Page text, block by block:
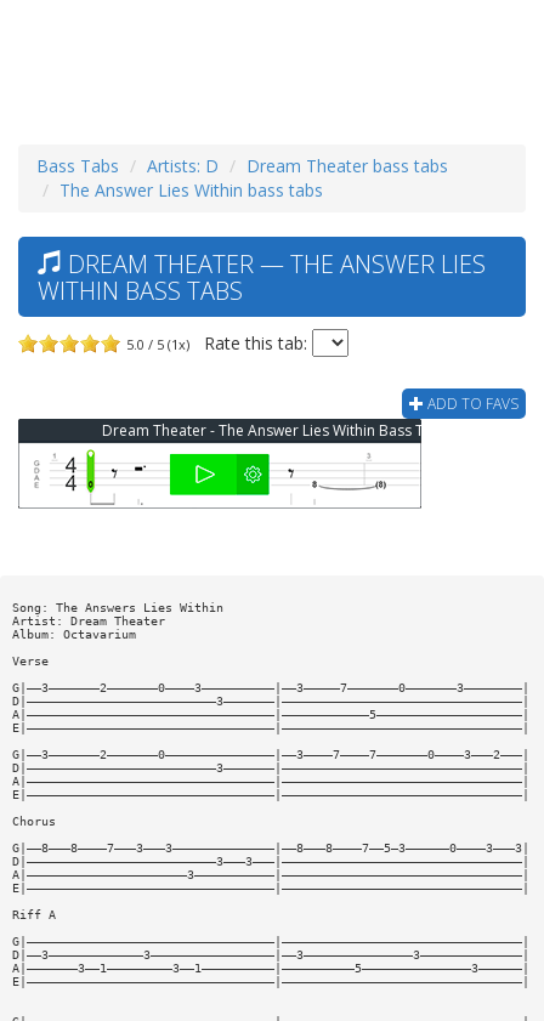
Bass Tabs Artists: D
Dream Theater bass tabs
The Answer Lies Within bass tabs
DREAM THEATER — THE ANSWER LIES
WITHIN BASS TABS
5.0 / 5 (1x) Rate this tab:
ADD TO FAVS
Dream Theater - The Answer Lies Within Bass Tab
Song: The Answers Lies Within
Artist: Dream Theater
Album: Octavarium
Verse
G|——3———————2———————0————3——————————|——3—————7———————0———————3————————|
D|——————————————————————————3———————|—————————————————————————————————|
A|——————————————————————————————————|————————————5————————————————————|
E|——————————————————————————————————|—————————————————————————————————|
G|——3———————2———————0———————————————|——3————7————7———————0————3———2———|
D|——————————————————————————3———————|—————————————————————————————————|
A|——————————————————————————————————|—————————————————————————————————|
E|——————————————————————————————————|—————————————————————————————————|
Chorus
G|——8———8————7———3———3——————————————|——8———8————7——5—3——————0————3———3|
D|——————————————————————————3———3———|—————————————————————————————————|
A|——————————————————————3———————————|—————————————————————————————————|
E|——————————————————————————————————|—————————————————————————————————|
Riff A
G|——————————————————————————————————|—————————————————————————————————|
D|——3—————————————3—————————————————|——3———————————————3——————————————|
A|———————3——1—————————3——1——————————|——————————5———————————————3——————|
E|——————————————————————————————————|—————————————————————————————————|